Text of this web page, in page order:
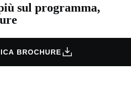
sul programma,
BROCHURE